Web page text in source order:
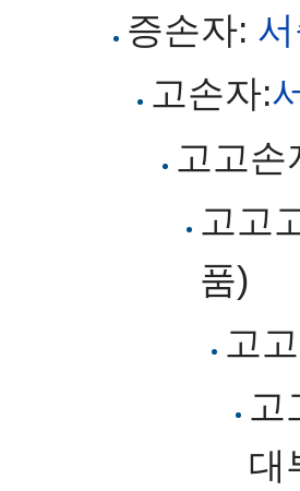
증손자:
고손자:
고고손
고고
품)
고
고
대